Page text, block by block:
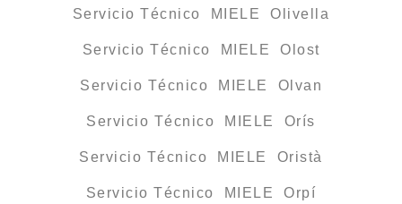
Servicio Técnico MIELE Olivella
Servicio Técnico MIELE Olost
Servicio Técnico MIELE Olvan
Servicio Técnico MIELE Orís
Servicio Técnico MIELE Oristà
Servicio Técnico MIELE Orpí